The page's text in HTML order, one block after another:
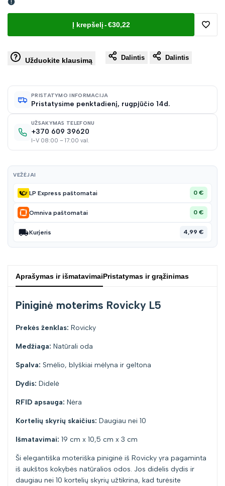
Į krepšelį-€30,22
Užduokite klausimą Dalintis Dalintis
PRISTATYMO INFORMACIJA
Pristatysime penktadienį, rugpjūčio 14d.
UŽSAKYMAS TELEFONU
+370 609 39620
I-V 08:00 – 17:00 val.
VEŽĖJAI
LP Express paštomatai 0 €
Omniva paštomatai 0 €
Kurjeris 4,99 €
Aprašymas ir išmatavimaiPristatymas ir grąžinimas
Piniginė moterims Rovicky L5
Prekės ženklas: Rovicky
Medžiaga: Natūrali oda
Spalva: Smėlio, blyškiai mėlyna ir geltona
Dydis: Didelė
RFID apsauga: Nėra
Kortelių skyrių skaičius: Daugiau nei 10
Išmatavimai: 19 cm x 10,5 cm x 3 cm
Ši elegantiška moteriška piniginė iš Rovicky yra pagaminta
iš aukštos kokybės natūralios odos. Jos didelis dydis ir
daugiau nei 10 kortelių skyrių užtikrina, kad turėsite